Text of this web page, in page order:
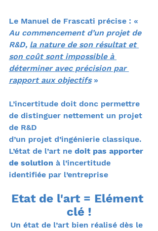
Le Manuel de Frascati précise : «
Au commencement d’un projet de
R&D, la nature de son résultat et
son coût sont impossible à
déterminer avec précision par
rapport aux objectifs »
L’incertitude doit donc permettre
de distinguer nettement un projet
de R&D
d’un projet d’ingénierie classique.
L’état de l’art ne doit pas apporter
de solution à l’incertitude
identifiée par l’entreprise
Etat de l'art = Elément
clé !
Un état de l’art bien réalisé dès le